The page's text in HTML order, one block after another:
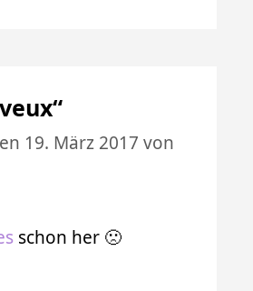
19. März 2017 von
schon her 🙁